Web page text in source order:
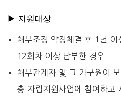
▶ 지원대상
채무조정 약정체결 후 1년 이
12회차 이상 납부한 경우
채무관계자 및 그 가구원이
층 자립지원사업에 참여하고